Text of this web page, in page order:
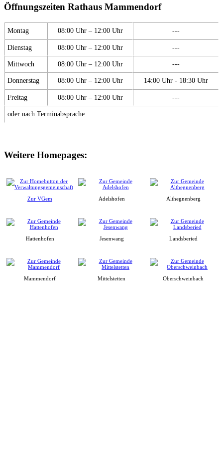
Öffnungszeiten Rathaus Mammendorf
Montag 08:00 Uhr – 12:00 Uhr ---
Dienstag 08:00 Uhr – 12:00 Uhr ---
Mittwoch 08:00 Uhr – 12:00 Uhr ---
Donnerstag 08:00 Uhr – 12:00 Uhr 14:00 Uhr - 18:30 Uhr
Freitag 08:00 Uhr – 12:00 Uhr ---
oder nach Terminabsprache
Weitere Homepages:
Zur VGem Adelshofen Althegnenberg
Hattenhofen Jesenwang Landsberied
Mammendorf Mittelstetten Oberschweinbach